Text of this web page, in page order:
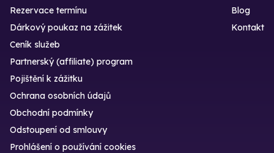
Rezervace termínu
Dárkový poukaz na zážitek
Blog
Kontakt
Ceník služeb
Partnerský (affiliate) program
Pojištění k zážitku
Ochrana osobních údajů
Obchodní podmínky
Odstoupení od smlouvy
Prohlášení o používání cookies